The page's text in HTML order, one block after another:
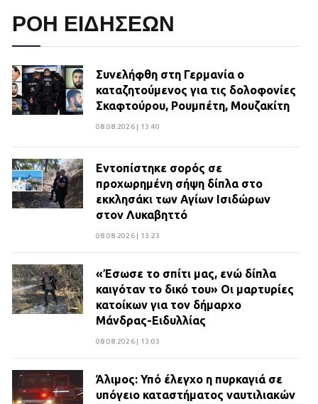
ΡΟΗ ΕΙΔΗΣΕΩΝ
Συνελήφθη στη Γερμανία ο
καταζητούμενος για τις δολοφονίες
Σκαφτούρου, Ρουμπέτη, Μουζακίτη
08.08.2026 | 13:40
Εντοπίστηκε σορός σε
προχωρημένη σήψη δίπλα στο
εκκλησάκι των Αγίων Ισιδώρων
στον Λυκαβηττό
08.08.2026 | 13:23
«Έσωσε το σπίτι μας, ενώ δίπλα
καιγόταν το δικό του» Οι μαρτυρίες
κατοίκων για τον δήμαρχο
Μάνδρας-Ειδυλλίας
08.08.2026 | 13:03
Άλιμος: Υπό έλεγχο η πυρκαγιά σε
υπόγειο καταστήματος ναυτιλιακών